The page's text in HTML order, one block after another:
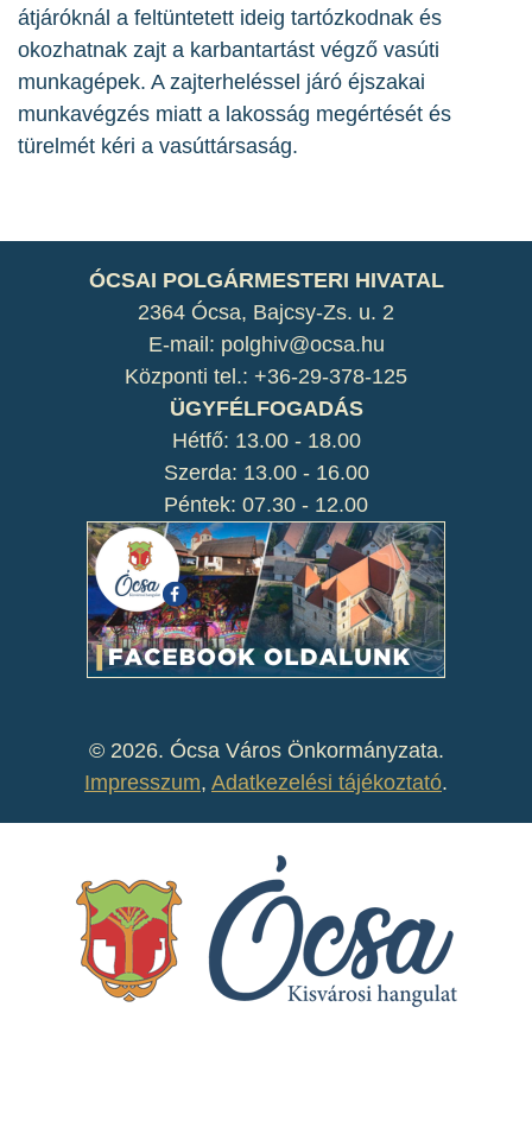
átjáróknál a feltüntetett ideig tartózkodnak és
okozhatnak zajt a karbantartást végző vasúti
munkagépek. A zajterheléssel járó éjszakai
munkavégzés miatt a lakosság megértését és
türelmét kéri a vasúttársaság.
ÓCSAI POLGÁRMESTERI HIVATAL
2364 Ócsa, Bajcsy-Zs. u. 2
E-mail: polghiv@ocsa.hu
Központi tel.: +36-29-378-125
ÜGYFÉLFOGADÁS
Hétfő: 13.00 - 18.00
Szerda: 13.00 - 16.00
Péntek: 07.30 - 12.00
© 2026. Ócsa Város Önkormányzata.
Impresszum, Adatkezelési tájékoztató.